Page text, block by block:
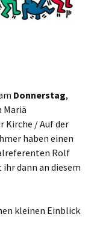
Donnerstag,
Mariä
Kirche / Auf der
haben einen
Rolf
dann an diesem
kleinen Einblick